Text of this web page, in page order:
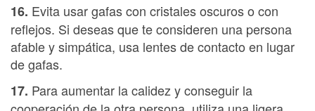
16. Evita usar gafas con cristales oscuros o con
reflejos. Si deseas que te consideren una persona
afable y simpática, usa lentes de contacto en lugar
de gafas.
17. Para aumentar la calidez y conseguir la